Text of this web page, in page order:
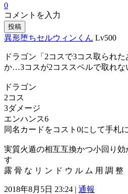
0
コメントを入力
投稿
異形堕ちセルウィンくん Lv500
ドラゴン「2コスで3コス取られ
か…3コスが2コススペルで取れな
ドラゴン
2コス
3ダメージ
エンハンス6
同名カードをコスト0にして手札
実質火遁の相互互換かつ小回り効
す
露 骨 な リ ン ド ウ ル ム 用 調 整
2018年8月5日 23:24 | 通報